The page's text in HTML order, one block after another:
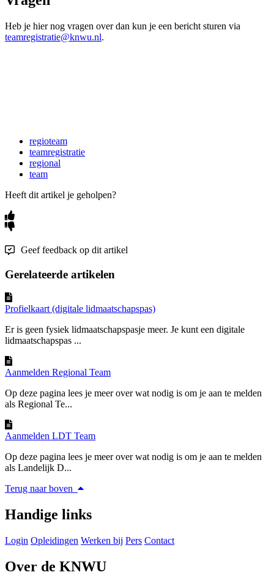
Heb je hier nog vragen over dan kun je een bericht sturen via
teamregistratie@knwu.nl.
regioteam
teamregistratie
regional
team
Heeft dit artikel je geholpen?
Geef feedback op dit artikel
Gerelateerde artikelen
Profielkaart (digitale lidmaatschapspas)
Er is geen fysiek lidmaatschapspasje meer. Je kunt een digitale
lidmaatschapspas ...
Aanmelden Regional Team
Op deze pagina lees je meer over wat nodig is om je aan te melden
als Regional Te...
Aanmelden LDT Team
Op deze pagina lees je meer over wat nodig is om je aan te melden
als Landelijk D...
Terug naar boven
Handige links
Login Opleidingen Werken bij Pers Contact
Over de KNWU